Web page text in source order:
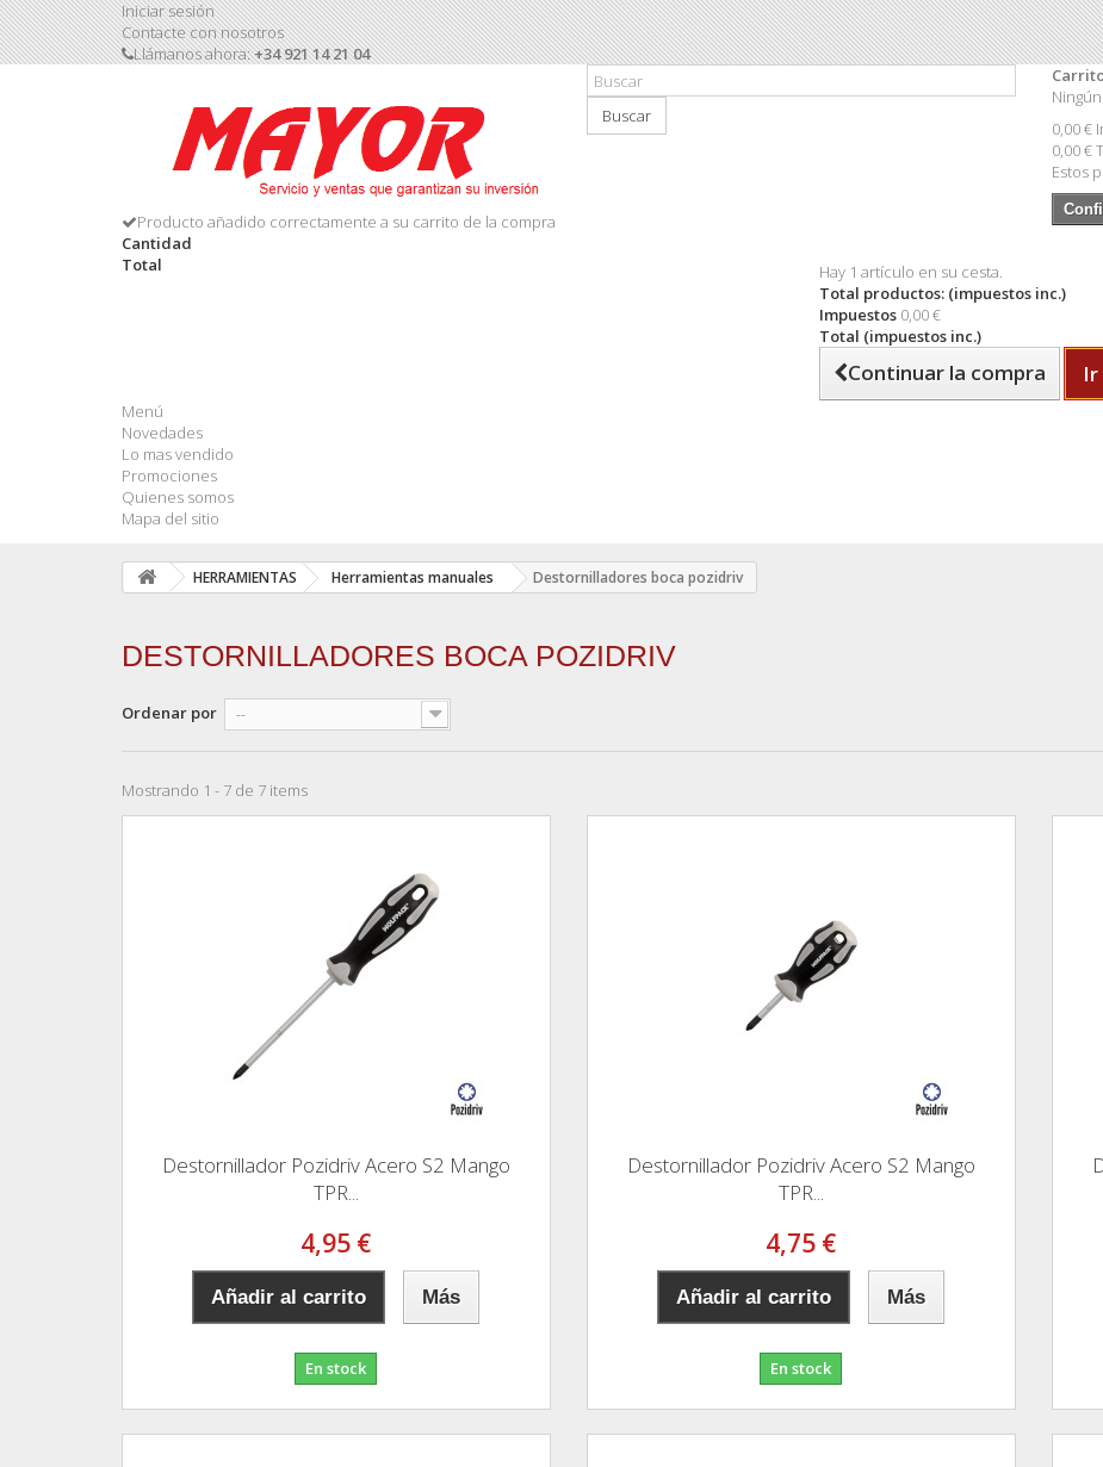
Iniciar sesión
Contacte con nosotros
Llámanos ahora:+34 921 14 21 04
Buscar
0,00 €
0,00 €
Estos
Producto añadido correctamente a su carrito de la compra
Cantidad
Total
Hay 1 artículo en su cesta.
Total productos: (impuestos inc.)
Impuestos 0,00 €
Total (impuestos inc.)
Continuar la compra Ir
Menú
Novedades
Lo mas vendido
Promociones
Quienes somos
Mapa del sitio
HERRAMIENTAS Herramientas manuales Destornilladores boca pozidriv
DESTORNILLADORES BOCA POZIDRIV
Ordenar por --
Mostrando 1 - 7 de 7 items
Destornillador Pozidriv Acero S2 Mango
TPR...
4,95 €
Añadir al carrito Más
En stock
Destornillador Pozidriv Acero S2 Mango
TPR...
4,75 €
Añadir al carrito Más
En stock